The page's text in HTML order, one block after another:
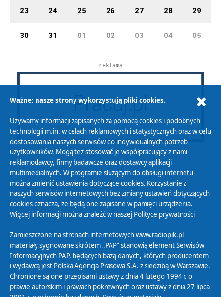
23 24 25 26 27 28 29
30 31 01 02 03 04 05
reklama
Polityka Prywatności
Zasady korzystania z Serwisu
Organizacje Pożytku Publicznego
Cyfryzacja DAB+
Polityka ochrony danych osobowych
Abonament
Zamówienia publiczne
Ważne: nasze strony wykorzystują pliki cookies.
Używamy informacji zapisanych za pomocą cookies i podobnych
technologii m.in. w celach reklamowych i statystycznych oraz w celu
dostosowania naszych serwisów do indywidualnych potrzeb
użytkowników. Mogą też stosować je współpracujący z nami
reklamodawcy, firmy badawcze oraz dostawcy aplikacji
multimedialnych. W programie służącym do obsługi internetu
można zmienić ustawienia dotyczące cookies. Korzystanie z
naszych serwisów internetowych bez zmiany ustawień dotyczących
cookies oznacza, że będą one zapisane w pamięci urządzenia.
Więcej informacji można znaleźć w naszej Polityce prywatności
Zamieszczone na stronach internetowych www.radiopik.pl
materiały sygnowane skrótem „PAP” stanowią element Serwisów
Informacyjnych PAP, będących bazą danych, których producentem
i wydawcą jest Polska Agencja Prasowa S.A. z siedzibą w Warszawie.
Chronione są one przepisami ustawy z dnia 4 lutego 1994 r. o
prawie autorskim i prawach pokrewnych oraz ustawy z dnia 27 lipca